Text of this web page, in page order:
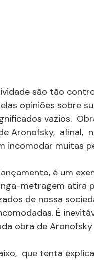
são tão
opiniões sobre
vazios.
Aronofsky,  afinal,
incomodar muitas
é um
metragem atira
de nossa
É
obra de
que tenta